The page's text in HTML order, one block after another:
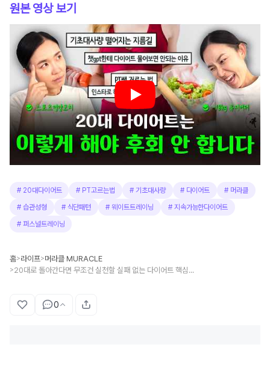
원본 영상 보기
# 20대다이어트 # PT고르는법 # 기초대사량 # 다이어트 # 머라클
# 습관성형 # 식단패턴 #웨이트트레이닝 # 지속가능한다이어트
# 퍼스널트레이닝
홈>라이프>머라클 MURACLE
> 20대로 돌아간다면 무조건 실천할 실패 없는 다이어트 핵심 원칙 4가지
0